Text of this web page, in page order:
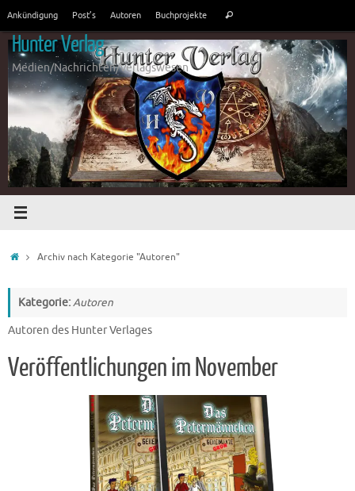
Inhalt
springen
Ankündigung Post’s Autoren Buchprojekte Suchen
Hunter Verlag
Medien/Nachrichten/Verlagswesen
StartArchiv nach Kategorie "Autoren"
Kategorie:Autoren
Autoren des Hunter Verlages
Veröffentlichungen im November